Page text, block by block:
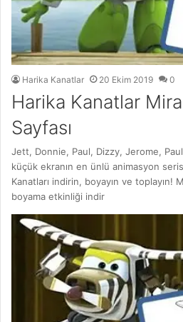
Harika Kanatlar 20 Ekim 2019 0
Harika Kanatlar
Sayfası
Jett, Donnie, Paul, Dizzy, Jerome,
küçük ekranın en ünlü animasyon
Kanatları indirin, boyayın ve toplayın!
boyama etkinliği indir